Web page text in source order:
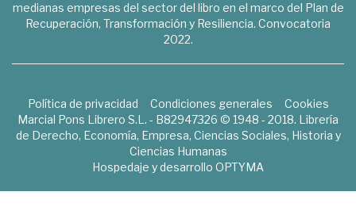
medianas empresas del sector del libro en el marco del Plan de
Recuperación, Transformación y Resiliencia. Convocatoria
2022.
Política de privacidad Condiciones generales
Cookies
Marcial Pons Librero S.L. - B82947326 © 1948 - 2018. Librería
de Derecho, Economía, Empresa, Ciencias Sociales, Historia y
Ciencias Humanas
Hospedaje y desarrollo OPTYMA